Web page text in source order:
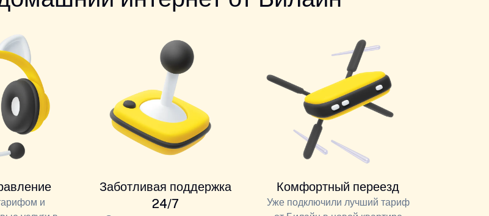
и
Заботливая поддержка
24/7
Комфортный переезд
Уже подключили лучший тариф